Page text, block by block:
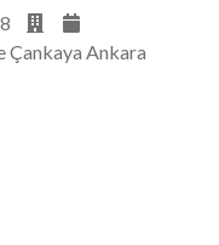
Çankaya Ankara